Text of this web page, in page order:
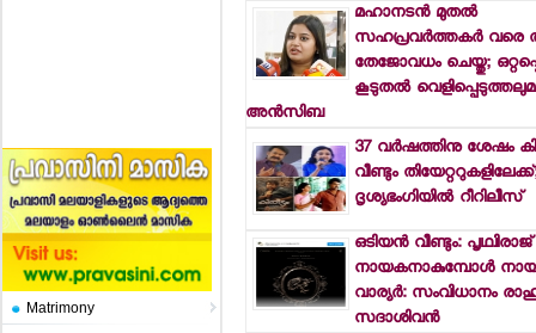
Matrimony
മഹാനടന്‍ മുതല്‍
സഹപ്രവര്‍ത്തകര്‍ വരെ
തേജോവധം ചെയ്തു;
കൂടുതല്‍
അന്‍സിബ
37 വര്‍ഷത്തിനു ശേഷം
വീണ്ടും
ദൃശ്യഭംഗിയില്‍ റീറിലീസ്
ഒടിയന്‍ വീണ്ടും: പൃഥ്വിരാജ്
നായകനാകുമ്പോള്‍
വാര്യര്‍: സംവിധാനം
സദാശിവന്‍